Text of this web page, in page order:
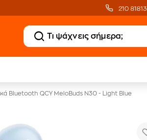
210
Bluetooth QCY MeloBuds N30 - Light Blue